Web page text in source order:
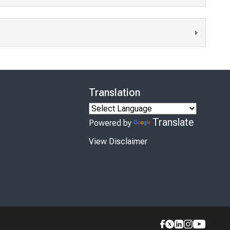
Translation
Powered by Translate
View Disclaimer